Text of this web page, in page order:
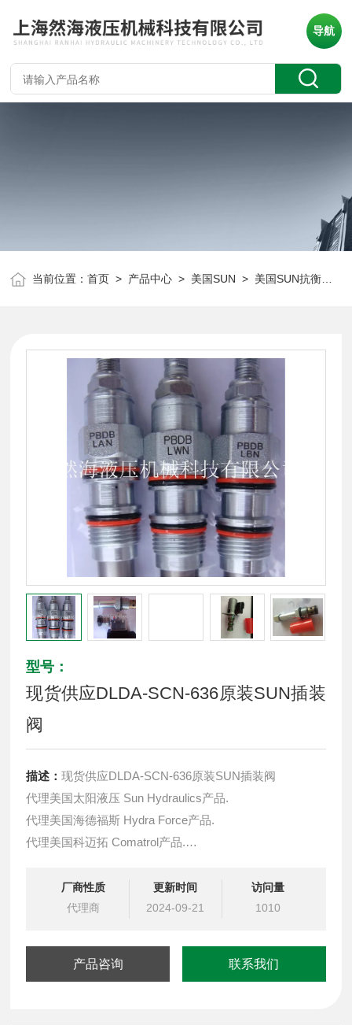
导航
当前位置：首页 > 产品中心 > 美国SUN > 美国SUN抗衡阀
型号：
现货供应DLDA-SCN-636原装SUN插装
阀
描述：现货供应DLDA-SCN-636原装SUN插装阀
代理美国太阳液压 Sun Hydraulics产品.
代理美国海德福斯 Hydra Force产品.
代理美国科迈拓 Comatrol产品.
提供油路系统设计,油路块设计,阀块设计与选型
液压油缸，经销力士乐、派克、中国台湾北部等液压元件
厂商性质
代理商
更新时间
2024-09-21
访问量
1010
产品咨询 联系我们